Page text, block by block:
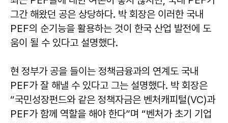
그간 해왔던 공은 상당하다. 박 회장은 이러한 국내
PEF의 순기능을 활용하는 것이 한국 산업 발전에 도
움이 될 수 있다고 설명했다.
현 정부가 공을 들이는 정책금융과의 연계도 국내
PEF가 잘 해낼 수 있다고 그는 설명했다. 박 회장은
“국민성장펀드와 같은 정책자금은 벤처캐피털(VC)과
PEF가 함께 역할을 해야 한다”며 “벤처가 초기 기업